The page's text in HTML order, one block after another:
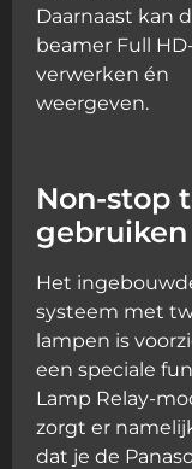
Daarnaast kan
beamer Full
verwerken én
weergeven.
Non-stop
gebruiken
Het
systeem met
lampen is
een speciale
Lamp Relay-
zorgt er
dat je de